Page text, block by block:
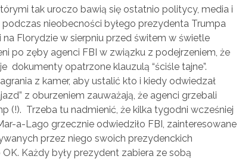
tak uroczo bawią się ostatnio politycy, media i
nieobecności byłego prezydenta Trumpa
Florydzie w sierpniu przed świtem w świetle
po zęby agenci FBI w związku z podejrzeniem, że
dokumenty opatrzone klauzulą “ściśle tajne”.
z kamer, aby ustalić kto i kiedy odwiedzał
z oburzeniem zauważają, że agenci grzebali
(!). Trzeba tu nadmienić, że kilka tygodni wcześniej
a-Lago grzecznie odwiedziło FBI, zainteresowane
przez niego swoich prezydenckich
Każdy były prezydent zabiera ze sobą